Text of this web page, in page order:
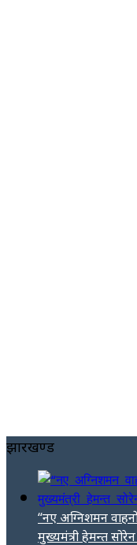
झारखण्ड
“नए अग्निशमन
मुख्यमंत्री हेमन्त